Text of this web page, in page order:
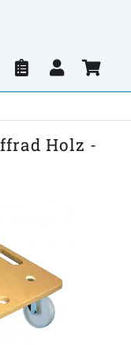
Holz -